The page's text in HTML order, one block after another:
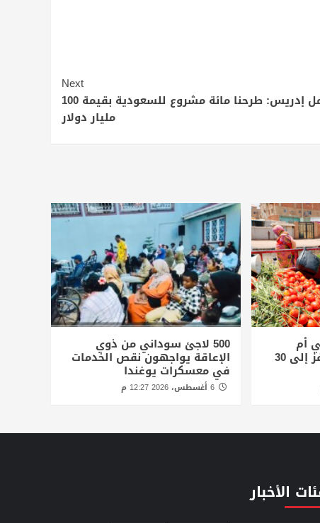
Next
كامل إدريس: طرحنا مائة مشروع للسعودية بقيمة 100
مليار دولار
أم
درمان.. ولوح الثلج يقفز إلى 30
500 لاجئ سوداني من ذوي
الإعاقة يواجهون نقص الخدمات
في معسكرات يوغندا
6 أغسطس، 2026 12:27 م
الأخبار